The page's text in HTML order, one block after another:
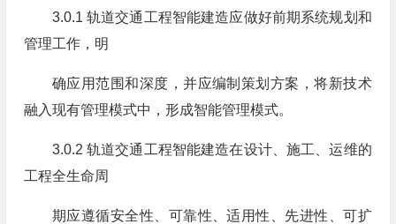
3.0.1 轨道交通工程智能建造应做好前期系统规划和
管理工作，明
确应用范围和深度，并应编制策划方案，将新技术
融入现有管理模式中，形成智能管理模式。
3.0.2 轨道交通工程智能建造在设计、施工、运维的
工程全生命周
期应遵循安全性、可靠性、适用性、先进性、可扩